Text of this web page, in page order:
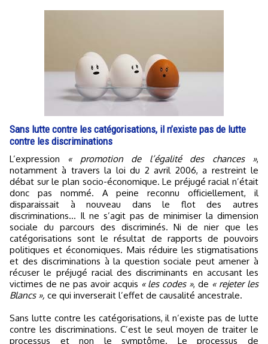
Sans lutte contre les catégorisations, il n’existe pas de lutte
contre les discriminations
L’expression « promotion de l’égalité des chances »,
notamment à travers la loi du 2 avril 2006, a restreint le
débat sur le plan socio-économique. Le préjugé racial n’était
donc pas nommé. A peine reconnu officiellement, il
disparaissait à nouveau dans le flot des autres
discriminations… Il ne s’agit pas de minimiser la dimension
sociale du parcours des discriminés. Ni de nier que les
catégorisations sont le résultat de rapports de pouvoirs
politiques et économiques. Mais réduire les stigmatisations
et des discriminations à la question sociale peut amener à
récuser le préjugé racial des discriminants en accusant les
victimes de ne pas avoir acquis « les codes », de « rejeter les
Blancs », ce qui inverserait l’effet de causalité ancestrale.
Sans lutte contre les catégorisations, il n’existe pas de lutte
contre les discriminations. C’est le seul moyen de traiter le
processus et non le symptôme. Le processus de